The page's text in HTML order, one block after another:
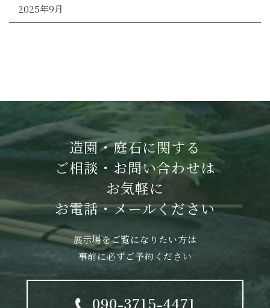
2025年9月
造園・庭石に関する
ご相談・お問い合わせは
お気軽に
お電話・メールください
展示場をご覧になりたい方は
事前に必ずご予約ください
090-3715-4471